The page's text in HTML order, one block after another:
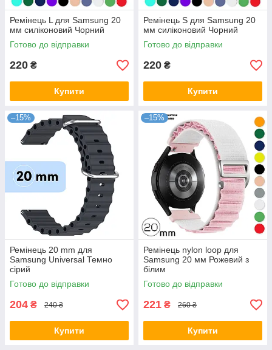
Ремінець L для Samsung 20
мм силіконовий Чорний
Готово до відправки
220 ₴
Купити
Ремінець S для Samsung 20
мм силіконовий Чорний
Готово до відправки
220 ₴
Купити
–15%
Ремінець 20 mm для
Samsung Universal Темно
сірий
Готово до відправки
204 ₴ 240 ₴
Купити
–15%
Ремінець nylon loop для
Samsung 20 мм Рожевий з
білим
Готово до відправки
221 ₴ 260 ₴
Купити